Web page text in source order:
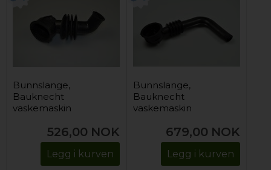
Bunnslange,
Bauknecht
vaskemaskin
526,00 NOK
Legg i kurven
Bunnslange,
Bauknecht
vaskemaskin
679,00 NOK
Legg i kurven